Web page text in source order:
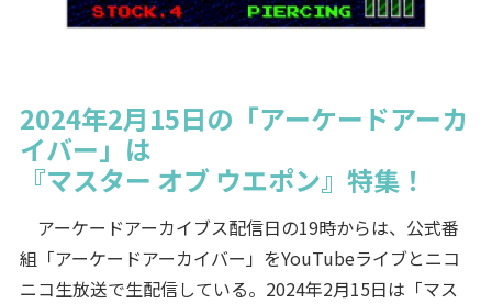
2024年2月15日の「アーケードアーカ
イバー」は
『マスター オブ ウエポン』特集！
アーケードアーカイブス配信日の19時からは、公式番
組「アーケードアーカイバー」をYouTubeライブとニコ
ニコ生放送で生配信している。2024年2月15日は「マス